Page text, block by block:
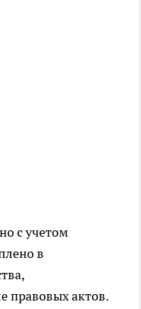
с учетом
в
правовых актов.